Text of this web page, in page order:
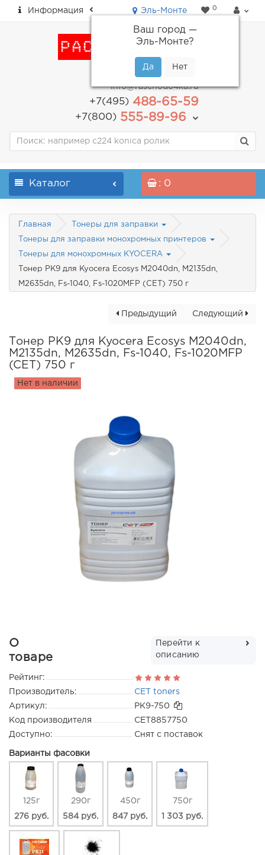
Информация Эль-Монте
Ваш город —
Эль-Монте?
0
пн-пт: с 9.00 до 18.00
info@raschodo4ka.ru
+7(495)488-65-59
+7(800)555-89-96
Каталог : 0
Главная Тонеры для заправки
Тонеры для заправки монохромных принтеров
Тонеры для монохромных KYOCERA
Тонер PK9 для Kyocera Ecosys M2040dn, M2135dn,
M2635dn, Fs-1040, Fs-1020MFP (CET) 750 г
Следующий
Предыдущий
Тонер PK9 для Kyocera Ecosys M2040dn,
M2135dn, M2635dn, Fs-1040, Fs-1020MFP
(CET) 750 г
Нет в наличии
О
товаре
Перейти к
описанию
Рейтинг:
Производитель:
CET toners
Артикул:
PK9-750
Код производителя
CET8857750
Доступно:
Снят с поставок
Варианты фасовки
125г
276 руб.
290г
584 руб.
450г
847 руб.
750г
1 303 руб.